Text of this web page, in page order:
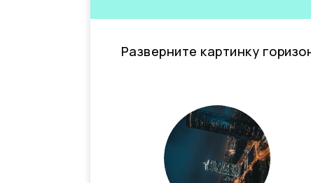
Разверните картинку